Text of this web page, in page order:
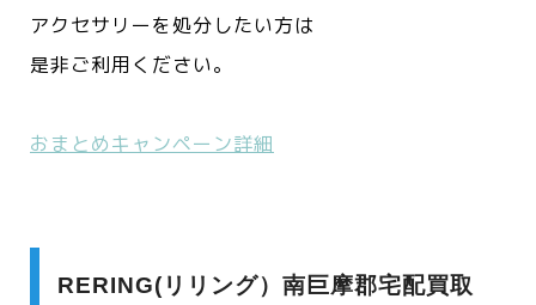
アクセサリーを処分したい方は
是非ご利用ください。
おまとめキャンペーン詳細
RERING(リリング）南巨摩郡宅配買取